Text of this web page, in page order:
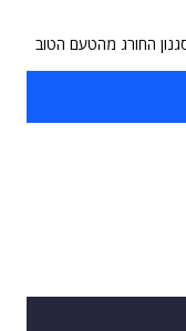
החורג מהטעם הטוב